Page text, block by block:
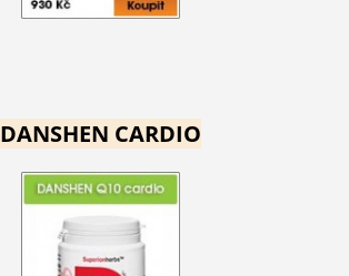
DANSHEN CARDIO